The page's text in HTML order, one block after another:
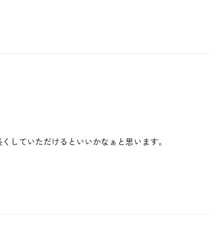
していただけるといいかなぁと思います。